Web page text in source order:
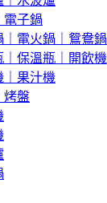
電子鍋
｜電火鍋｜鴛鴦鍋
｜保溫瓶｜開飲機
｜果汁機
烤盤